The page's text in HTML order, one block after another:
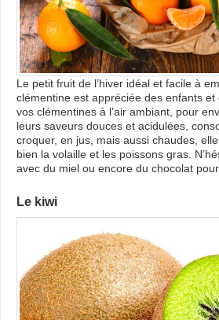
Le petit fruit de l’hiver idéal et facile à
clémentine est appréciée des enfants
vos clémentines à l’air ambiant, pour
leurs saveurs douces et acidulées,
croquer, en jus, mais aussi chaudes,
bien la volaille et les poissons gras.
avec du miel ou encore du chocolat
Le kiwi